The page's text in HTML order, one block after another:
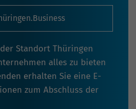
Standort Thüringen
alles zu bieten
erhalten Sie eine E-
zum Abschluss der